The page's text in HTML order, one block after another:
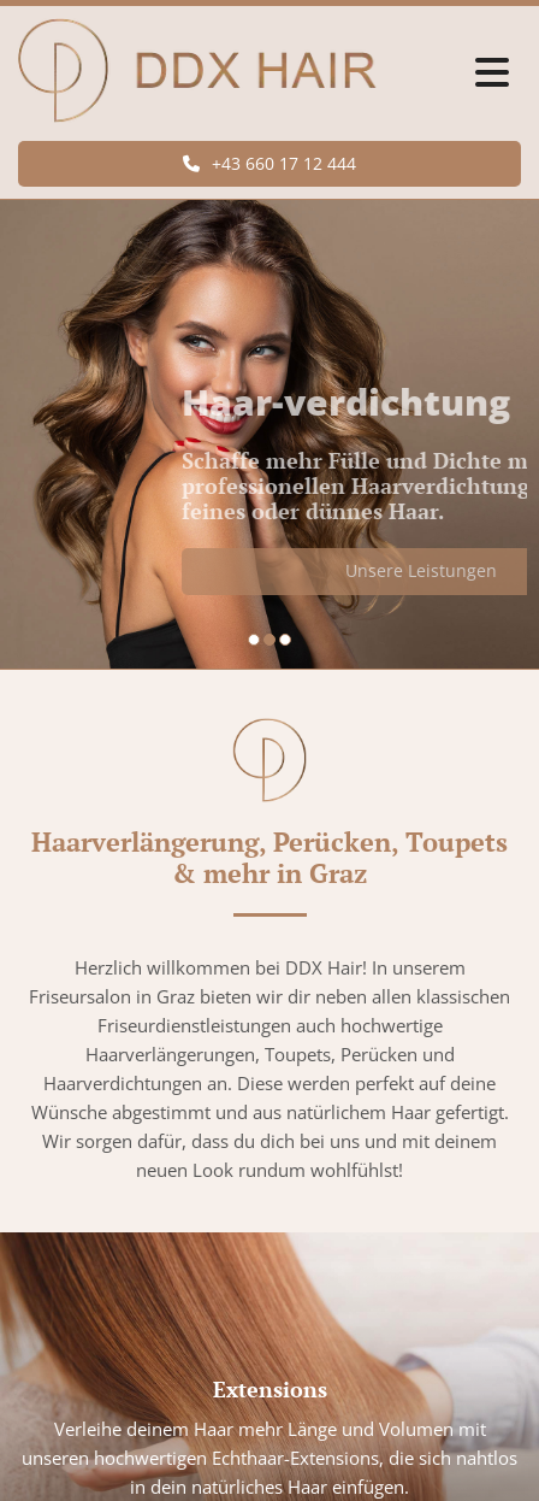
+43 660 17 12 444
Haar-verdichtung
Schaffe mehr Fülle und Dichte mit unserer
professionellen Haarverdichtung – ideal für
feines oder dünnes Haar.
Unsere Leistungen
Haarverlängerung, Perücken, Toupets
& mehr in Graz
Herzlich willkommen bei DDX Hair! In unserem
Friseursalon in Graz bieten wir dir neben allen klassischen
Friseurdienstleistungen auch hochwertige
Haarverlängerungen, Toupets, Perücken und
Haarverdichtungen an. Diese werden perfekt auf deine
Wünsche abgestimmt und aus natürlichem Haar gefertigt.
Wir sorgen dafür, dass du dich bei uns und mit deinem
neuen Look rundum wohlfühlst!
Extensions
Verleihe deinem Haar mehr Länge und Volumen mit
unseren hochwertigen Echthaar-Extensions, die sich nahtlos
in dein natürliches Haar einfügen.